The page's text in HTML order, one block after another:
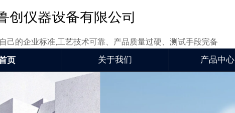
创仪器设备有限公司
己的企业标准,工艺技术可靠、产品质量过硬、测试手段完备
页 关于我们 产品中心